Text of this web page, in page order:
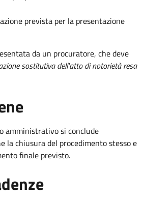
prevista per la presentazione
da un procuratore, che deve
sostitutiva dell'atto di notorietà resa
amministrativo si conclude
la chiusura del procedimento stesso e
finale previsto.